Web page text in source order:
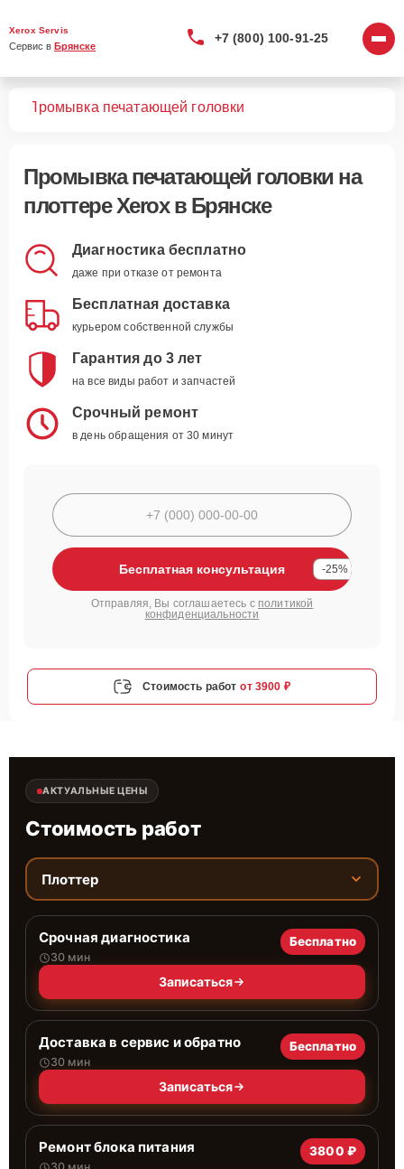
Xerox Servis
Сервис в Брянске
+7 (800) 100-91-25
Промывка печатающей головки
Промывка печатающей головки на
плоттере Xerox в Брянске
Диагностика бесплатно
даже при отказе от ремонта
Бесплатная доставка
курьером собственной службы
Гарантия до 3 лет
на все виды работ и запчастей
Срочный ремонт
в день обращения от 30 минут
Бесплатная консультация -25%
Отправляя, Вы соглашаетесь с политикой
конфиденциальности
Стоимость работ от 3900 ₽
АКТУАЛЬНЫЕ ЦЕНЫ
Стоимость работ
Плоттер
Срочная диагностика
30 мин
Бесплатно
Записаться
Доставка в сервис и обратно
30 мин
Бесплатно
Записаться
Ремонт блока питания 3800 ₽